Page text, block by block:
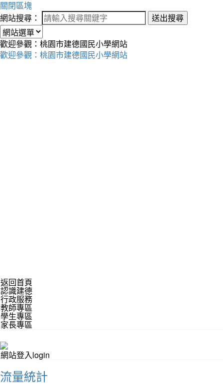
關閉區塊
網站搜尋：
送出搜尋
歡迎參觀：桃園市建德國民小學網站
歡迎參觀：桃園市建德國民小學網站
返回首頁
認識建德
行政服務
教師專區
學生專區
家長專區
網站登入login
流量統計